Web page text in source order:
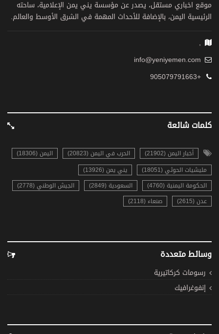
موقع اخباري مستقل، يصدر عن مؤسسة يني يمن الإعلامية، ساحته
الرئيسية اليمن، بالإضافة للأحداث المهمة في الشرق الأوسط والعالم.
,
info@yeniyemen.com
+905079791663
كلمات شائعة
أخبار اليمن (21902) الحرب في اليمن (20823)
اليمن (18306)
مليشيات الحوثي (18051)
يني يمن (13926)
الحكومة اليمنية (4760)
السعودية (2849)
الجيش الوطني (2778)
عدن (2615)
صنعاء (2118)
وسائط متعددة
رسومات كركاتيرية
إنفوغرافيك